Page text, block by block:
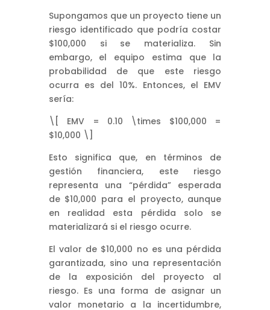
Supongamos que un proyecto tiene un
riesgo identificado que podría costar
$100,000 si se materializa. Sin
embargo, el equipo estima que la
probabilidad de que este riesgo
ocurra es del 10%. Entonces, el EMV
sería:
\[ EMV = 0.10 \times $100,000 =
$10,000 \]
Esto significa que, en términos de
gestión financiera, este riesgo
representa una “pérdida” esperada
de $10,000 para el proyecto, aunque
en realidad esta pérdida solo se
materializará si el riesgo ocurre.
El valor de $10,000 no es una pérdida
garantizada, sino una representación
de la exposición del proyecto al
riesgo. Es una forma de asignar un
valor monetario a la incertidumbre,